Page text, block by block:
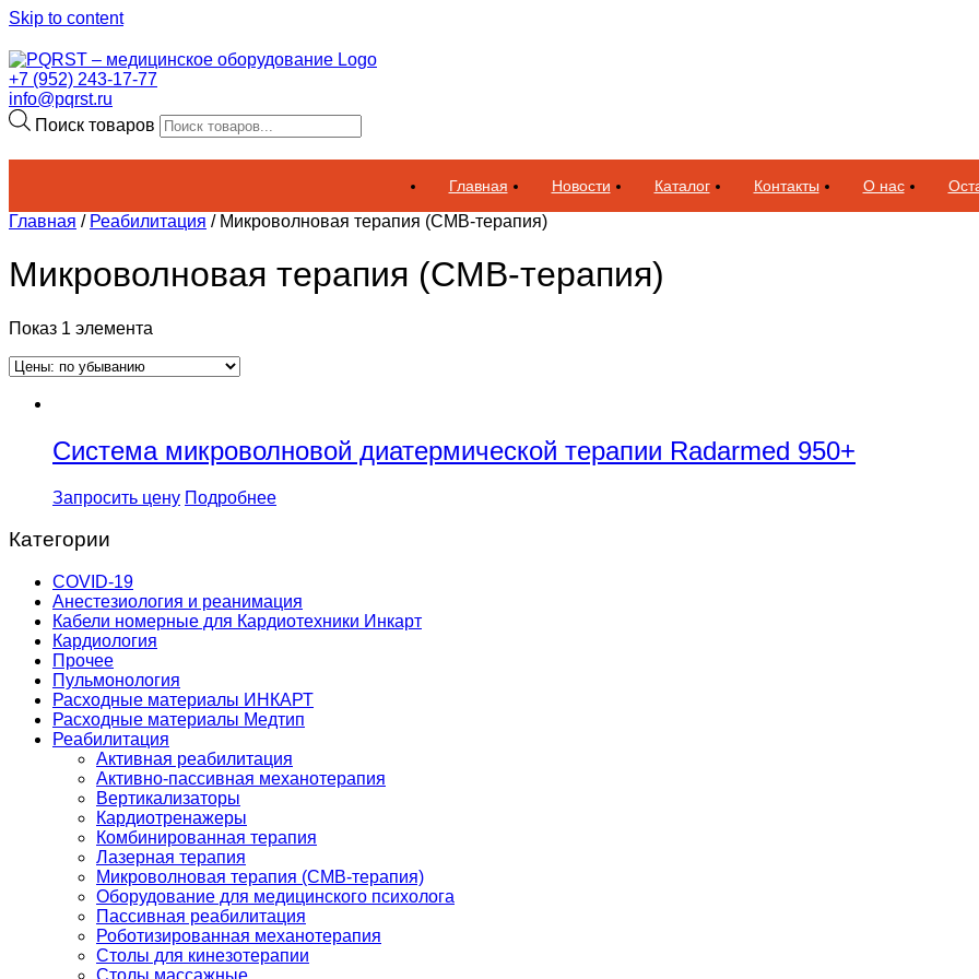
Skip to content
+7 (952) 243-17-77
info@pqrst.ru
Поиск товаров
Главная Новости Каталог Контакты О нас
Главная / Реабилитация / Микроволновая терапия (СМВ-терапия)
Микроволновая терапия (СМВ-терапия)
Показ 1 элемента
Система микроволновой диатермической терапии Radarmed 950+
Запросить цену Подробнее
Категории
COVID-19
Анестезиология и реанимация
Кабели номерные для Кардиотехники Инкарт
Кардиология
Прочее
Пульмонология
Расходные материалы ИНКАРТ
Расходные материалы Медтип
Реабилитация
Активная реабилитация
Активно-пассивная механотерапия
Вертикализаторы
Кардиотренажеры
Комбинированная терапия
Лазерная терапия
Микроволновая терапия (СМВ-терапия)
Оборудование для медицинского психолога
Пассивная реабилитация
Роботизированная механотерапия
Столы для кинезотерапии
Столы массажные